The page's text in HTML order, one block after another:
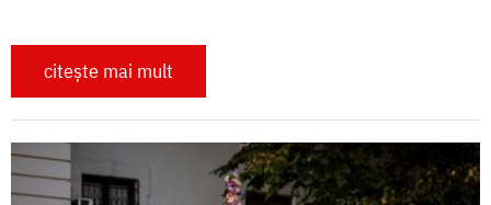
citește mai mult